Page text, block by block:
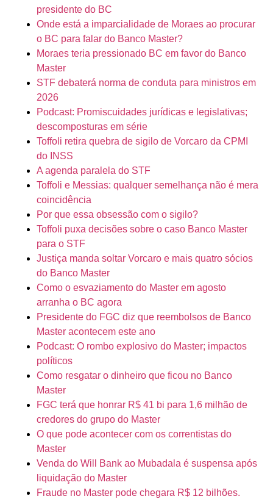
presidente do BC
Onde está a imparcialidade de Moraes ao procurar
o BC para falar do Banco Master?
Moraes teria pressionado BC em favor do Banco
Master
STF debaterá norma de conduta para ministros em
2026
Podcast: Promiscuidades jurídicas e legislativas;
descomposturas em série
Toffoli retira quebra de sigilo de Vorcaro da CPMI
do INSS
A agenda paralela do STF
Toffoli e Messias: qualquer semelhança não é mera
coincidência
Por que essa obsessão com o sigilo?
Toffoli puxa decisões sobre o caso Banco Master
para o STF
Justiça manda soltar Vorcaro e mais quatro sócios
do Banco Master
Como o esvaziamento do Master em agosto
arranha o BC agora
Presidente do FGC diz que reembolsos de Banco
Master acontecem este ano
Podcast: O rombo explosivo do Master; impactos
políticos
Como resgatar o dinheiro que ficou no Banco
Master
FGC terá que honrar R$ 41 bi para 1,6 milhão de
credores do grupo do Master
O que pode acontecer com os correntistas do
Master
Venda do Will Bank ao Mubadala é suspensa após
liquidação do Master
Fraude no Master pode chegara R$ 12 bilhões.